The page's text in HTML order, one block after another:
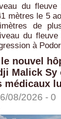
du fleuve
mètres le 5
de
du fleuve
à
nouvel
Malick Sy
médicaux
08/2026 - 0